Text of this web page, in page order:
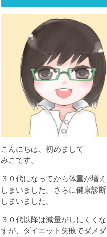
こんにちは、初めまして
みこです。
３０代になってから体重が増
しまいました。さらに健康診
しまいました。
３０代以降は減量がしにくく
すが、ダイエット失敗でダメ